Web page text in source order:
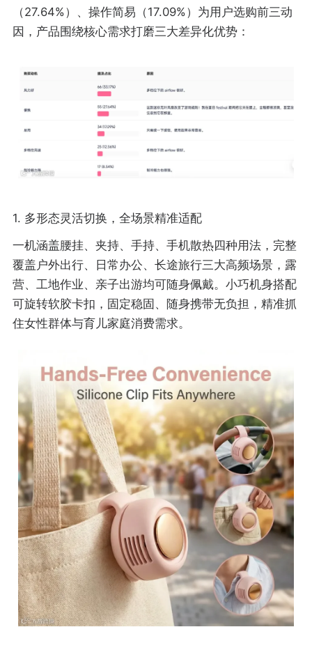
（27.64%）、操作简易（17.09%）为用户选购前三动
因，产品围绕核心需求打磨三大差异化优势：
1. 多形态灵活切换，全场景精准适配
一机涵盖腰挂、夹持、手持、手机散热四种用法，完整
覆盖户外出行、日常办公、长途旅行三大高频场景，露
营、工地作业、亲子出游均可随身佩戴。小巧机身搭配
可旋转软胶卡扣，固定稳固、随身携带无负担，精准抓
住女性群体与育儿家庭消费需求。